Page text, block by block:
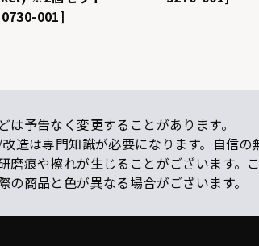
001]
予告なく変更することがあります。
は専門知識が必要になります。自信の
痕や擦れが生じることがございます。
商品と色が異なる場合がございます。